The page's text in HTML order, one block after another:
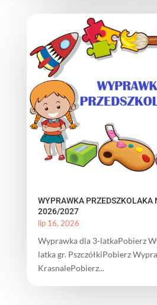
WYPRAWKA PRZEDSZKOLAKA
2026/2027
lip 16, 2026
Wyprawka dla 3-latkaPobierz
latka gr. PszczółkiPobierz
KrasnalePobierz...